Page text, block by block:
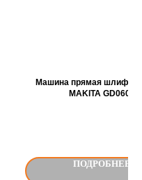
Машина прямая
MAKITA GD0602
ПОДРОБНЕЕ